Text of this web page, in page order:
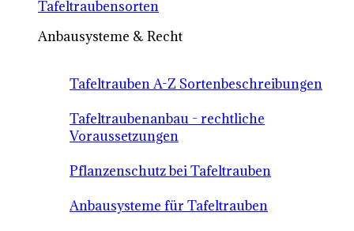
Tafeltraubensorten
Anbausysteme & Recht
Tafeltrauben A-Z Sortenbeschreibungen
Tafeltraubenanbau - rechtliche
Voraussetzungen
Pflanzenschutz bei Tafeltrauben
Anbausysteme für Tafeltrauben